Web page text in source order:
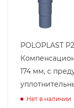
POLOPLAST
174 мм, с
Нет в наличии